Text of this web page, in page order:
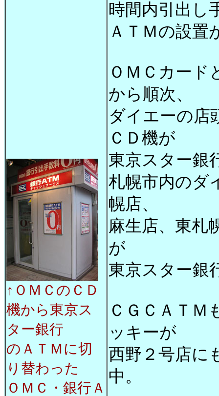
↑ＯＭＣのＣＤ
機から東京ス
ター銀行
のＡＴＭに切
り替わった
ＯＭＣ・ 銀行Ａ
時間内引出し
ＡＴＭの設置
ＯＭＣカード
から順次、
ダイエーの店
ＣＤ機が
東京スター銀
札幌市内のダ
幌店、
麻生店、東札
が
東京スター銀
ＣＧＣＡＴＭ
ッキーが
西野２号店に
中。